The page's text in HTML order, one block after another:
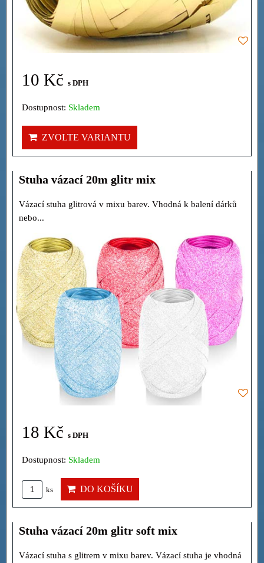
10 Kč s DPH
Dostupnost: Skladem
ZVOLTE VARIANTU
Stuha vázací 20m glitr mix
Vázací stuha glitrová v mixu barev. Vhodná k balení dárků
nebo...
18 Kč s DPH
Dostupnost: Skladem
ks DO KOŠÍKU
Stuha vázací 20m glitr soft mix
Vázací stuha s glitrem v mixu barev. Vázací stuha je vhodná